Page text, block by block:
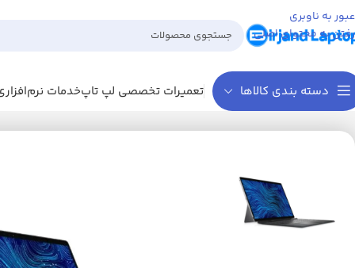
عبور به ناوبری
رفتن به محتوای اصلی
دسته بندی کالاها تعمیرات تخصصی لپ تاپخدمات
خانه لپ تاپ Latitude 7320-i5-1140G7-16GB-256GB SSD-intel-13.3 FHD Touch